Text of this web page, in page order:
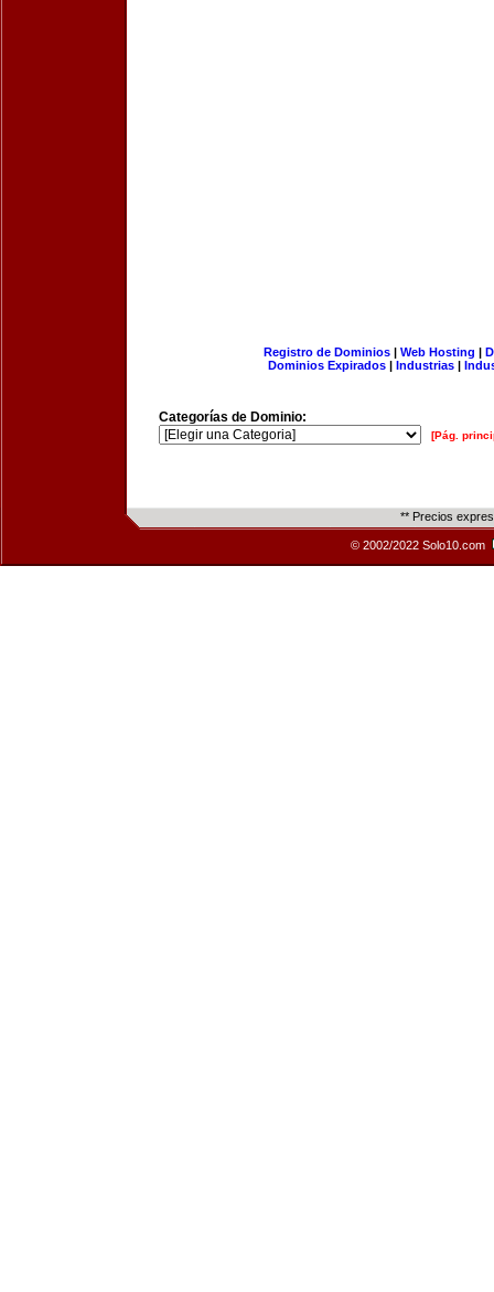
Registro de Dominios| Web Hosting |
Dominios Expirados | Industrias |
Categorías de Dominio:
[Pág.
** Precios
© 2002/2022 Solo10.com